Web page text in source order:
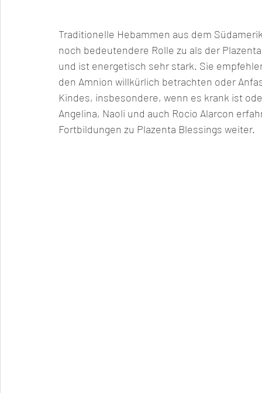
Traditionelle Hebammen aus dem
noch bedeutendere Rolle zu als der
und ist energetisch sehr stark. Sie
den Amnion willkürlich betrachten oder
Kindes, insbesondere, wenn es krank ist
Angelina, Naoli und auch Rocio Alarcon
Fortbildungen zu Plazenta Blessings weiter.